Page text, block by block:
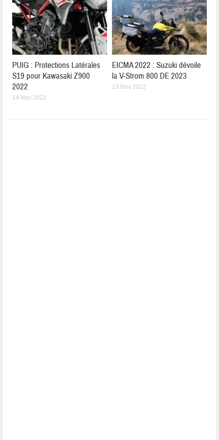
PUIG : Protections Latérales
S19 pour Kawasaki Z900
2022
14 Nov 2022
EICMA 2022 : Suzuki dévoile
la V-Strom 800 DE 2023
13 Nov 2022